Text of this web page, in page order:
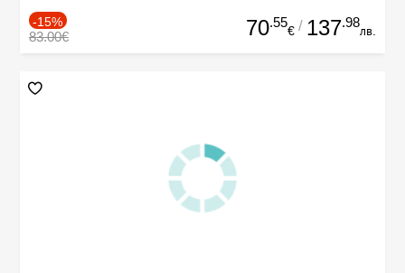
-15%
83.00€ 70.55
€ / 137.98
лв.